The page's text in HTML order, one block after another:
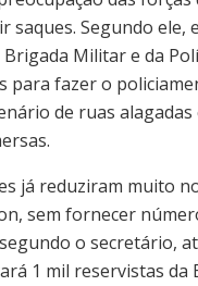
saques. Segundo ele,
Militar e da
para fazer o
de ruas alagadas
já reduziram muito
sem fornecer
o secretário,
1 mil reservistas da